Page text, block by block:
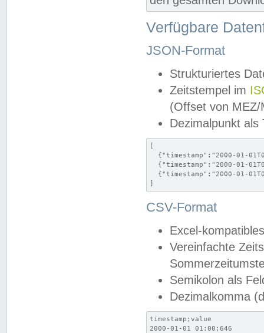
Verfügbare
JSON-Format
Strukturiertes
Zeitstempel im
(Offset von MEZ/
Dezimalpunkt als
[
{"timestamp":"2000-01-
{"timestamp":"2000-01-
{"timestamp":"2000-01-
]
CSV-Format
Excel-
Vereinfachte
Semikolon als
Dezimalkomma
timestamp;value
2000-01-01 01:00;646